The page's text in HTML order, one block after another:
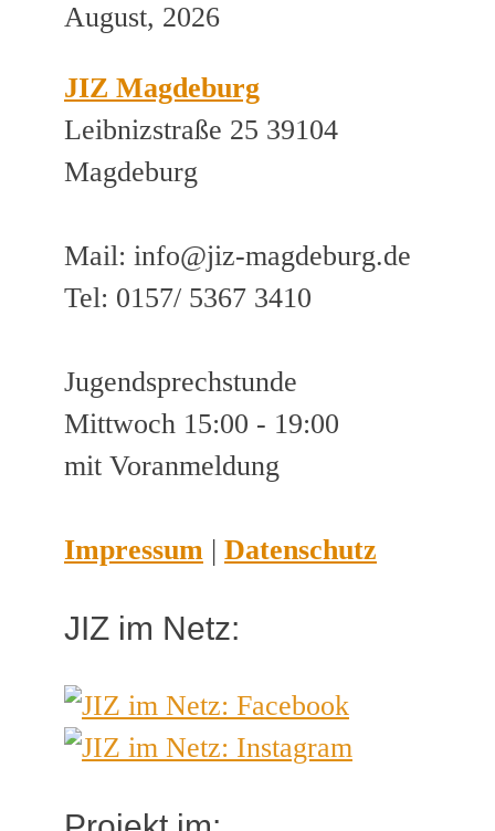
August, 2026
JIZ Magdeburg
Leibnizstraße 25 39104
Magdeburg
Mail: info@jiz-magdeburg.de
Tel: 0157/ 5367 3410
Jugendsprechstunde
Mittwoch 15:00 - 19:00
mit Voranmeldung
Impressum | Datenschutz
JIZ im Netz: